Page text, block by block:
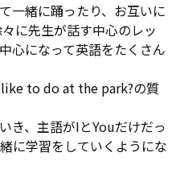
一緒に踊ったり、お互いに
に先生が話す中心のレッ
心になって英語をたくさん
to do at the park?の質
き、主語がIとYouだけだっ
に学習をしていくようにな